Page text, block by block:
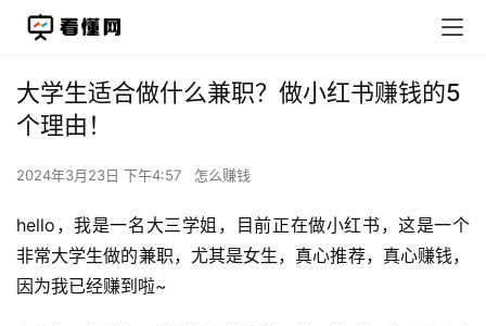
大学生适合做什么兼职？做小红书赚钱的5
个理由！
2024年3月23日 下午4:57 怎么赚钱
hello，我是一名大三学姐，目前正在做小红书，这是一个
非常大学生做的兼职，尤其是女生，真心推荐，真心赚钱，
因为我已经赚到啦~